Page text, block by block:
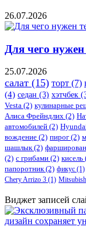
26.07.2026
Для чего нужен
25.07.2026
салат (15) торт (7)
(4) седан (3) хэтчбек
Vesta (2) кулинарные
Алиса Фрейндлих (2)
автомобилей (2)
вождение (2) пирог (2)
шашлык(2)
(2) с грибами (2) кисель
папоротник(2) фикус (1)
Chery Arrizo 3 (1)
Виджет записей